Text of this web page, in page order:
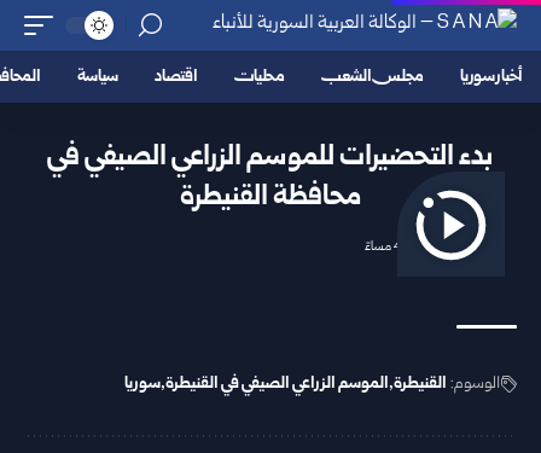
أخبار سوريا مجلس الشعب محليات اقتصاد سياسة
بدء التحضيرات للموسم الزراعي الصيفي في
محافظة القنيطرة
2026/05/14 4:18 مساءً
الوسوم: القنيطرة الموسم الزراعي الصيفي في القنيطرة سوريا